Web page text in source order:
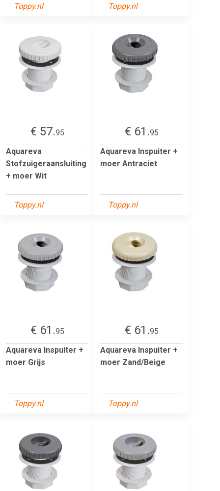
Toppy.nl Toppy.nl
€ 57.95
Aquareva
Stofzuigeraansluiting
+ moer Wit
Toppy.nl
€ 61.95
Aquareva Inspuiter +
moer Antraciet
Toppy.nl
€ 61.95
Aquareva Inspuiter +
moer Grijs
Toppy.nl
€ 61.95
Aquareva Inspuiter +
moer Zand/Beige
Toppy.nl